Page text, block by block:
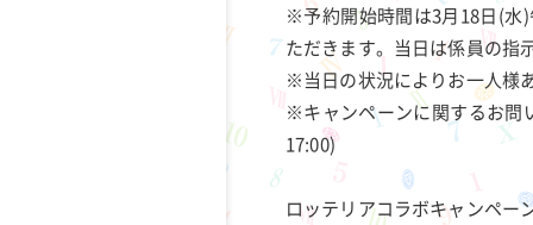
※予約開始時間は3月18日(水
ただきます。当日は係員の指
※当日の状況によりお一人様
※キャンペーンに関するお問
17:00)
ロッテリアコラボキャンペー